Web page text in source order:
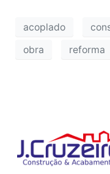
acoplado
obra
reforma